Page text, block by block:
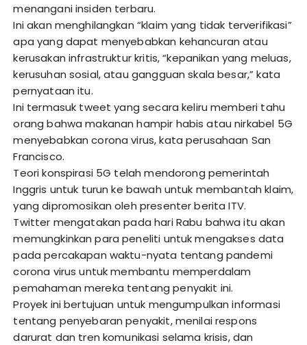
menangani insiden terbaru.
Ini akan menghilangkan “klaim yang tidak terverifikasi”
apa yang dapat menyebabkan kehancuran atau
kerusakan infrastruktur kritis, “kepanikan yang meluas,
kerusuhan sosial, atau gangguan skala besar,” kata
pernyataan itu.
Ini termasuk tweet yang secara keliru memberi tahu
orang bahwa makanan hampir habis atau nirkabel 5G
menyebabkan corona virus, kata perusahaan San
Francisco.
Teori konspirasi 5G telah mendorong pemerintah
Inggris untuk turun ke bawah untuk membantah klaim,
yang dipromosikan oleh presenter berita ITV.
Twitter mengatakan pada hari Rabu bahwa itu akan
memungkinkan para peneliti untuk mengakses data
pada percakapan waktu-nyata tentang pandemi
corona virus untuk membantu memperdalam
pemahaman mereka tentang penyakit ini.
Proyek ini bertujuan untuk mengumpulkan informasi
tentang penyebaran penyakit, menilai respons
darurat dan tren komunikasi selama krisis, dan